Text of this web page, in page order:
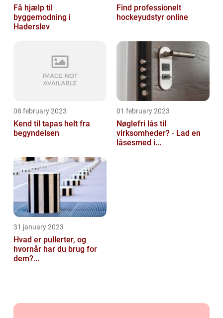
Få hjælp til
byggemodning i
Haderslev
Find professionelt
hockeyudstyr online
08 february 2023
Kend til tapas helt fra
begyndelsen
01 february 2023
Nøglefri lås til
virksomheder? - Lad en
låsesmed i...
31 january 2023
Hvad er pullerter, og
hvornår har du brug for
dem?...